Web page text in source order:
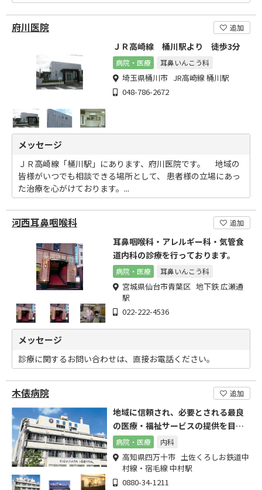
府川医院 追加
ＪＲ高崎線 桶川駅より 徒歩3分
病院・医療 耳鼻いんこう科
埼玉県桶川市 JR高崎線 桶川駅
048-786-2672
メッセージ
ＪＲ高崎線「桶川駅」にあります、府川医院です。 地域の
皆様がいつでも相談できる場所として、 患者様の立場にあっ
た治療を心がけております。...
河西耳鼻咽喉科 追加
耳鼻咽喉科・アレルギー科・気管食
道内科の診療を行っております。
病院・医療 耳鼻いんこう科
宮城県仙台市青葉区 地下鉄 広瀬通
駅
022-222-4536
メッセージ
診療に関するお問い合わせは、直接お電話ください。
木俵病院 追加
地域に信頼され、必要とされる最良
の医療・福祉サービスの提供を目指
します。
病院・医療 内科
高知県四万十市 土佐くろしお鉄道中
村線・宿毛線 中村駅
0880-34-1211